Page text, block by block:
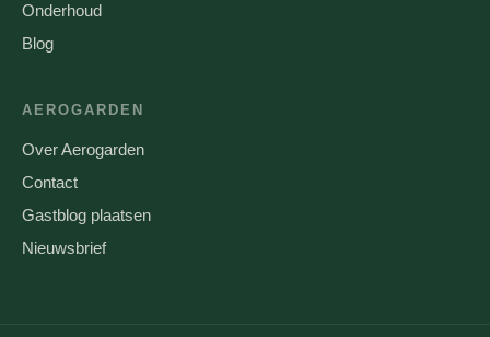
Onderhoud
Blog
AEROGARDEN
Over Aerogarden
Contact
Gastblog plaatsen
Nieuwsbrief